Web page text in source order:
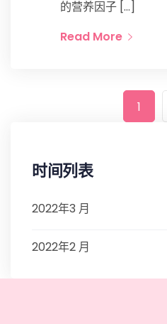
的营养因子 […]
Read More
1
时间列表
2022年3 月
2022年2 月